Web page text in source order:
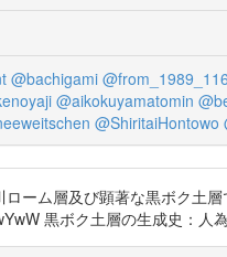
@bachigami @from_1989_116
@aikokuyamatomin
@ShiritaiHontowo
ーム層及び顕著な黒ボク土
黒ボク土層の生成史：人